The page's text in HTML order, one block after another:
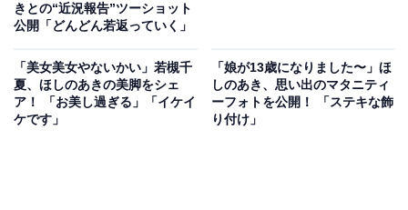
きとの“近況報告”ツーショット
公開「どんどん若返っていく」
「美女美女やないかい」若槻千
夏、ほしのあきの美脚をシェ
ア！ 「お美し過ぎる」「イケイ
ケです」
「娘が13歳になりました〜」ほ
しのあき、思い出のマタニティ
ーフォトを公開！ 「ステキな飾
り付け」